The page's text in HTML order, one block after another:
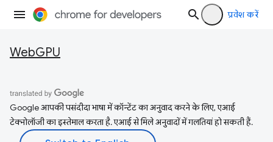
प्रवेश करें
WebGPU
Google आपकी पसंदीदा भाषा में कॉन्टेंट का अनुवाद करने के लिए, एआई
टेक्नोलॉजी का इस्तेमाल करता है. एआई से मिले अनुवादों में गलतियां हो सकती हैं.